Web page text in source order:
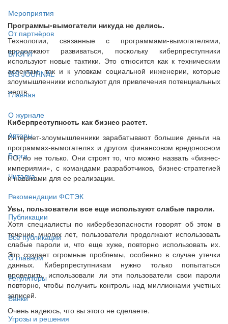
Мероприятия
От партнёров
БЛОГИ
BIS JOURNAL
Главная
О журнале
Авторы
Блоги
Читалка
Рекомендации ФСТЭК
Публикации
Все публикации
О главном
Регуляторы
Банки
Угрозы и решения
Программы-вымогатели никуда не делись.
Технологии, связанные с программами-вымогателями,
продолжают развиваться, поскольку киберпреступники
используют новые тактики. Это относится как к техническим
аспектам, так и к уловкам социальной инженерии, которые
злоумышленники используют для привлечения потенциальных
жертв.
Киберпреступность как бизнес растет.
Интернет-злоумышленники зарабатывают большие деньги на
программах-вымогателях и другом финансовом вредоносном
ПО, но не только. Они строят то, что можно назвать «бизнес-
империями», с командами разработчиков, бизнес-стратегией
и навыками для ее реализации.
Увы, пользователи все еще используют слабые пароли.
Хотя специалисты по кибербезопасности говорят об этом в
течение многих лет, пользователи продолжают использовать
слабые пароли и, что еще хуже, повторно использовать их.
Это создает огромные проблемы, особенно в случае утечки
данных. Киберпреступникам нужно только попытаться
проверить, использовали ли эти пользователи свои пароли
повторно, чтобы получить контроль над миллионами учетных
записей.
Очень надеюсь, что вы этого не сделаете.